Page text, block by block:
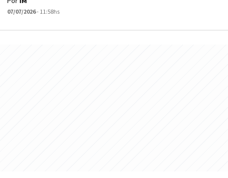
07/07/2026- 11:58hs